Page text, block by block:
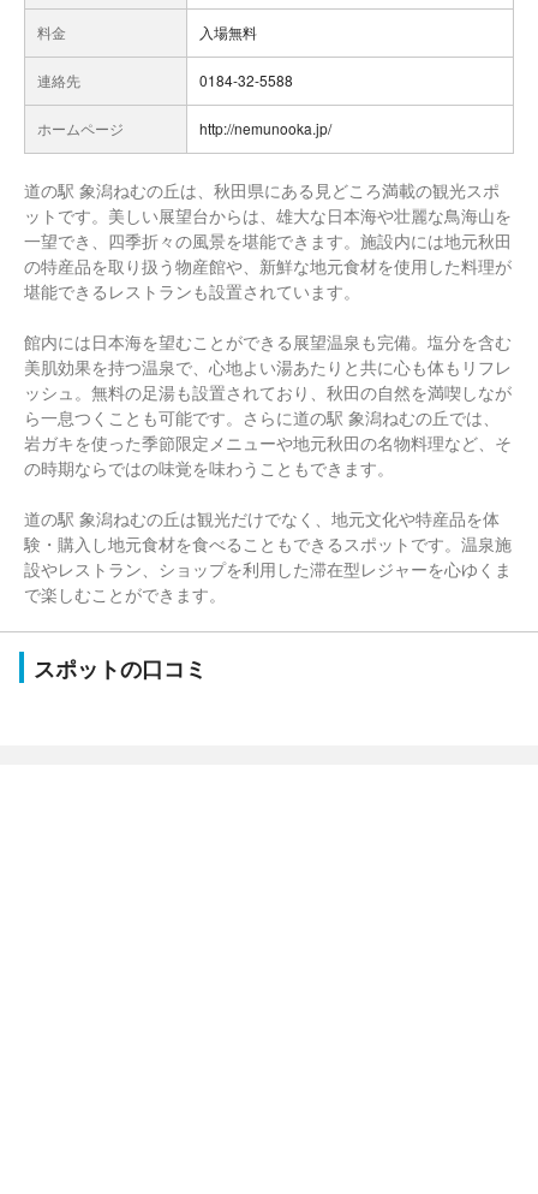
料金 入場無料
連絡先 0184-32-5588
ホームページ http://nemunooka.jp/
道の駅 象潟ねむの丘は、秋田県にある見どころ満載の観光スポ
ットです。美しい展望台からは、雄大な日本海や壮麗な鳥海山を
一望でき、四季折々の風景を堪能できます。施設内には地元秋田
の特産品を取り扱う物産館や、新鮮な地元食材を使用した料理が
堪能できるレストランも設置されています。
館内には日本海を望むことができる展望温泉も完備。塩分を含む
美肌効果を持つ温泉で、心地よい湯あたりと共に心も体もリフレ
ッシュ。無料の足湯も設置されており、秋田の自然を満喫しなが
ら一息つくことも可能です。さらに道の駅 象潟ねむの丘では、
岩ガキを使った季節限定メニューや地元秋田の名物料理など、そ
の時期ならではの味覚を味わうこともできます。
道の駅 象潟ねむの丘は観光だけでなく、地元文化や特産品を体
験・購入し地元食材を食べることもできるスポットです。温泉施
設やレストラン、ショップを利用した滞在型レジャーを心ゆくま
で楽しむことができます。
スポットの口コミ